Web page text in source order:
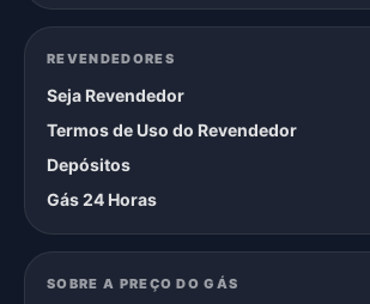
REVENDEDORES
Seja Revendedor
Termos de Uso do Revendedor
Depósitos
Gás 24 Horas
SOBRE A PREÇO DO GÁS